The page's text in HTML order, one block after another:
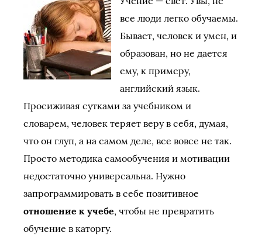
все люди легко обучаемы.
Бывает, человек и умен, и
образован, но не дается
ему, к примеру,
английский язык.
Просиживая сутками за учебником и
словарем, человек теряет веру в себя, думая,
что он глуп, а на самом деле, все вовсе не так.
Просто методика самообучения и мотивации
недостаточно универсальна. Нужно
запрограммировать в себе позитивное
отношение к учебе, чтобы не превратить
обучение в каторгу.